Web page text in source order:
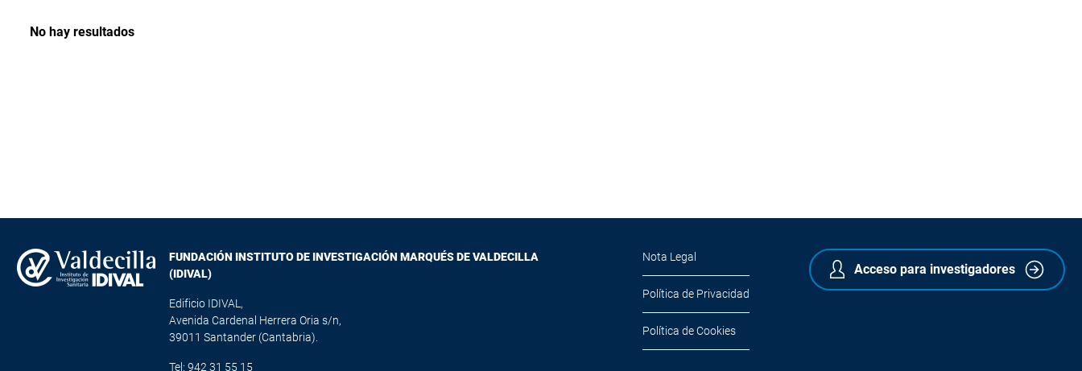
No hay resultados
FUNDACIÓN INSTITUTO DE INVESTIGACIÓN MARQUÉS DE VALDECILLA
(IDIVAL)
Edificio IDIVAL,
Avenida Cardenal Herrera Oria s/n,
39011 Santander (Cantabria).
Tel: 942 31 55 15
Nota Legal
Política de Privacidad
Política de Cookies
Acceso para investigadores